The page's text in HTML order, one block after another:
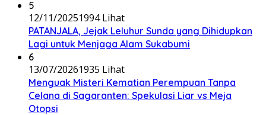
5
12/11/20251994 Lihat
PATANJALA, Jejak Leluhur Sunda yang Dihidupkan
Lagi untuk Menjaga Alam Sukabumi
6
13/07/20261935 Lihat
Menguak Misteri Kematian Perempuan Tanpa
Celana di Sagaranten: Spekulasi Liar vs Meja
Otopsi